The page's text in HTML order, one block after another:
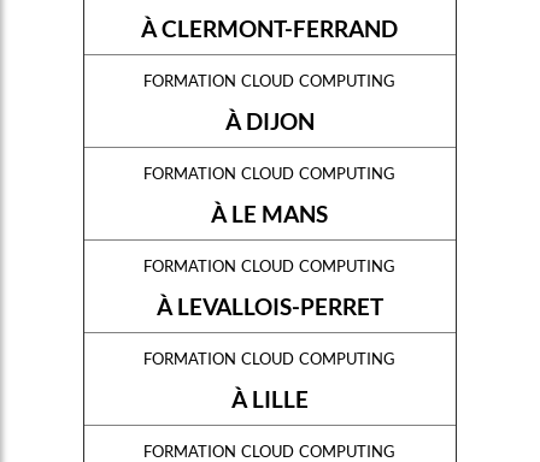
À CLERMONT-FERRAND
formation cloud computing
À DIJON
formation cloud computing
À LE MANS
formation cloud computing
À LEVALLOIS-PERRET
formation cloud computing
À LILLE
formation cloud computing